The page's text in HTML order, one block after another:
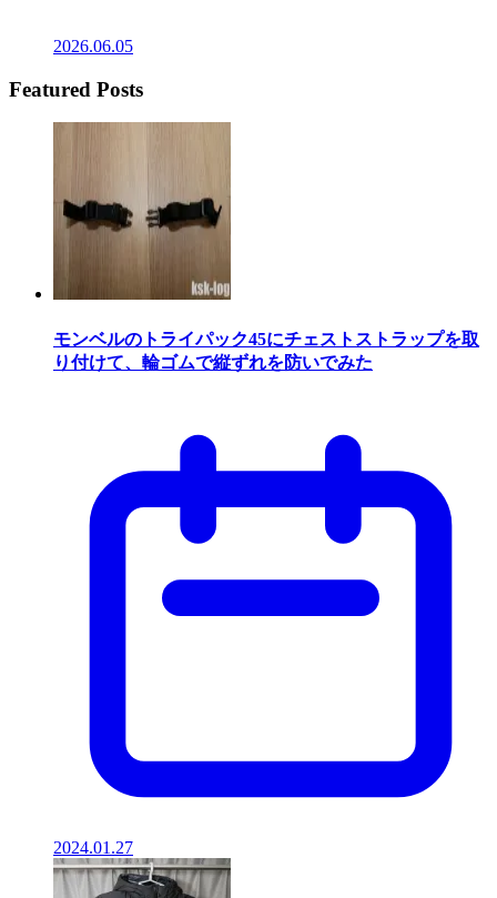
2026.06.05
Featured Posts
モンベルのトライパック45にチェストストラップを取
り付けて、輪ゴムで縦ずれを防いでみた
2024.01.27